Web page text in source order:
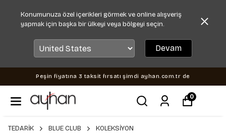
Konumunuza özel içerikleri görmek ve online alışveriş
yapmak için başka bir ülkeyi veya bölgeyi seçin.
Devam
Peşin fiyatına 3 taksit fırsatı şimdi ayhan.com.tr de
0
TEDARİK BLUE CLUB KOLEKSİYON